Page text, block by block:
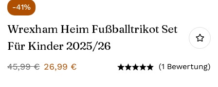
-41%
Wrexham Heim Fußballtrikot Set
Für Kinder 2025/26
45,99€ 26,99 € (1 Bewertung)